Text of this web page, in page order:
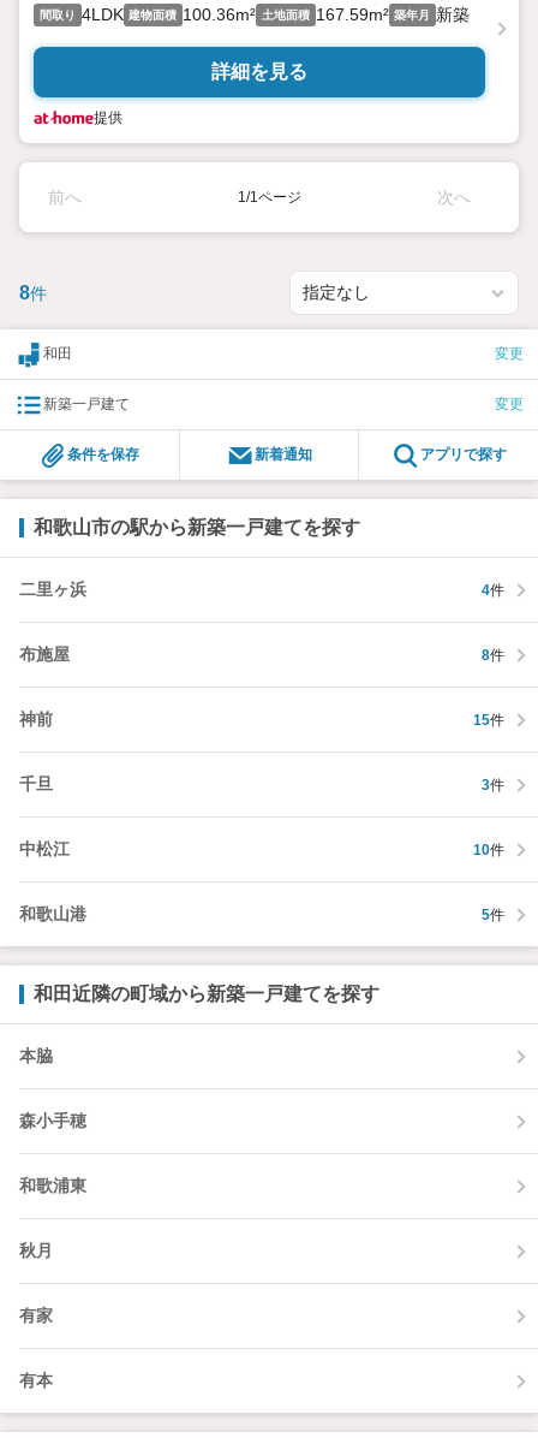
間取り 4LDK 建物面積 100.36m² 土地面積 167.59m² 築年月 新築
詳細を見る
提供
前へ 1/1ページ 次へ
8件
和田 変更
新築一戸建て 変更
条件を保存 新着通知 アプリで探す
和歌山市の駅から新築一戸建てを探す
二里ヶ浜 4件
布施屋 8件
神前 15件
千旦 3件
中松江 10件
和歌山港 5件
和田近隣の町域から新築一戸建てを探す
本脇
森小手穂
和歌浦東
秋月
有家
有本